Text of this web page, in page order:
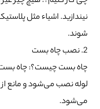
نیندازید. اشیاء مثل
شوند.
2. نصب چاه بست
چاه بست چیست؟: چاه
لوله نصب می‌شود و مانع از
می‌شود.